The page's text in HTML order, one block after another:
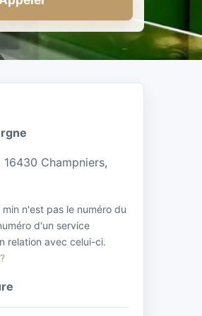
16430 Champniers,
n'est pas le numéro du
d'un service
relation avec celui-ci.